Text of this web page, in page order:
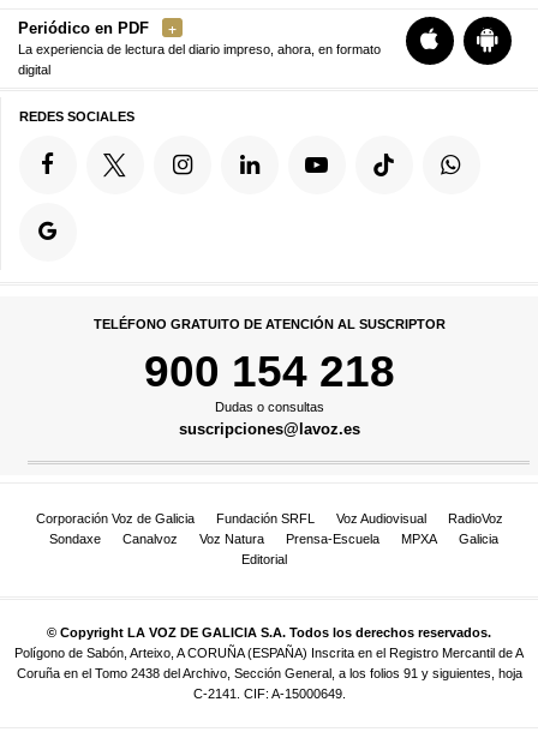
Periódico en PDF
La experiencia de lectura del diario impreso, ahora, en formato
digital
REDES SOCIALES
TELÉFONO GRATUITO DE ATENCIÓN AL SUSCRIPTOR
900 154 218
Dudas o consultas
suscripciones@lavoz.es
Corporación Voz de Galicia Fundación SRFL Voz Audiovisual
RadioVoz
Sondaxe
Canalvoz Voz Natura Prensa-Escuela MPXA
Galicia
Editorial
© Copyright LA VOZ DE GALICIA S.A. Todos los derechos reservados.
Polígono de Sabón, Arteixo, A CORUÑA (ESPAÑA) Inscrita en el Registro Mercantil de A
Coruña en el Tomo 2438 del Archivo, Sección General, a los folios 91 y siguientes, hoja
C-2141. CIF: A-15000649.